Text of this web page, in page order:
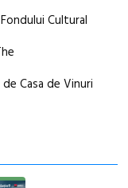
Cultural
Casa de Vinuri